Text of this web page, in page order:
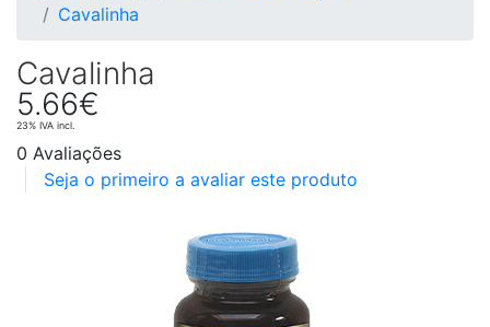
Cavalinha
Cavalinha
5.66€
23% IVA incl.
0 Avaliações
Seja o primeiro a avaliar este produto